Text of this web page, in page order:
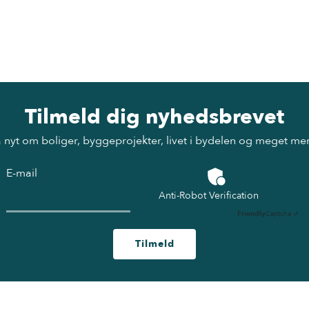
Tilmeld dig nyhedsbrevet
nyt om boliger, byggeprojekter, livet i bydelen og meget
E-mail
Anti-Robot Verification
FriendlyCaptcha ⇗
Tilmeld